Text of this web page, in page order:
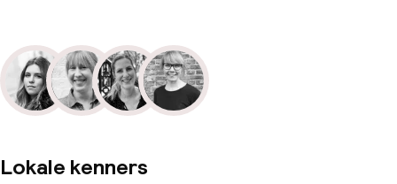
Lokale kenners